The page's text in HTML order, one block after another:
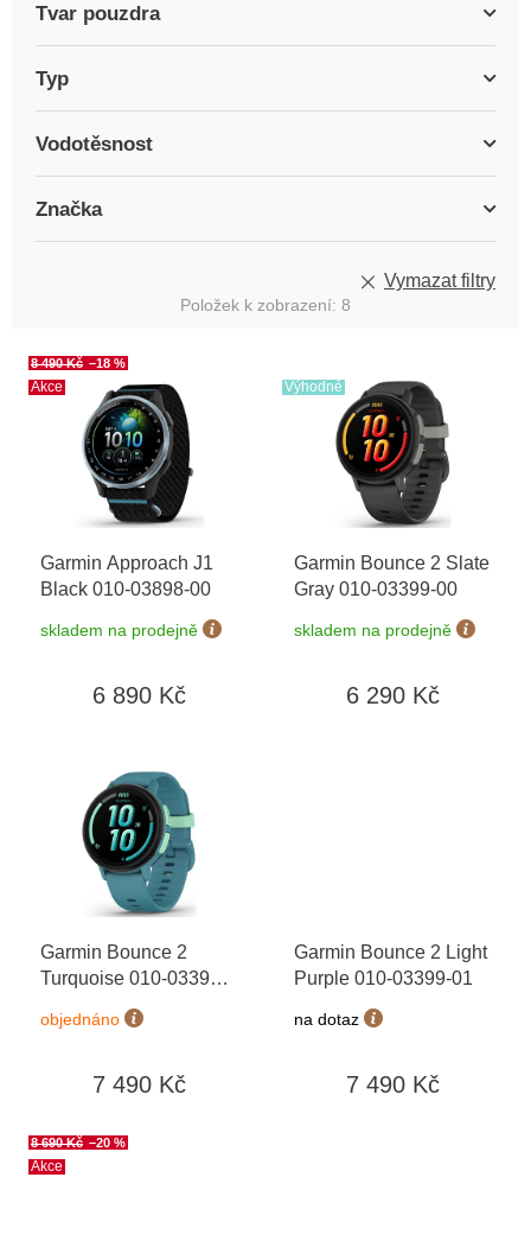
Tvar pouzdra
Typ
Vodotěsnost
Značka
Vymazat filtry
Položek k zobrazení: 8
Akce
8 490 Kč –18 %
Garmin Approach J1
Black 010-03898-00
skladem na prodejně
6 890 Kč
Výhodné
Garmin Bounce 2 Slate
Gray 010-03399-00
skladem na prodejně
6 290 Kč
Garmin Bounce 2
Turquoise 010-03399-
objednáno
7 490 Kč
Garmin Bounce 2 Light
Purple 010-03399-01
na dotaz
7 490 Kč
Akce
8 690 Kč –20 %